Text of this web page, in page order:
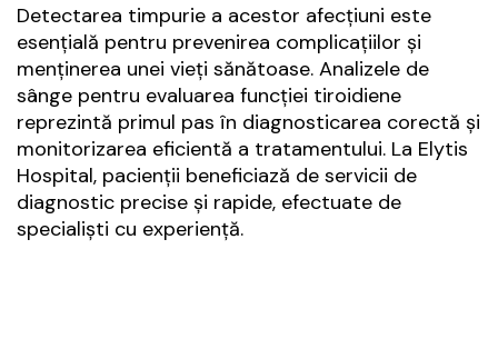
Detectarea timpurie a acestor afecțiuni este
esențială pentru prevenirea complicațiilor și
menținerea unei vieți sănătoase. Analizele de
sânge pentru evaluarea funcției tiroidiene
reprezintă primul pas în diagnosticarea corectă și
monitorizarea eficientă a tratamentului. La Elytis
Hospital, pacienții beneficiază de servicii de
diagnostic precise și rapide, efectuate de
specialiști cu experiență.